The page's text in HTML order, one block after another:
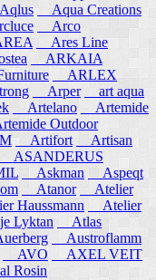
Aqua Creations
Arco
Ares Line
ARKAIA
ARLEX
Arper
art aqua
Artelano
Artemide
Outdoor
Artifort
Artisan
ASANDERUS
Askman
Aspeqt
Atanor
Atelier
Haussmann
Atelier
Lyktan
Atlas
Austroflamm
AVO
AXEL VEIT
Rosin